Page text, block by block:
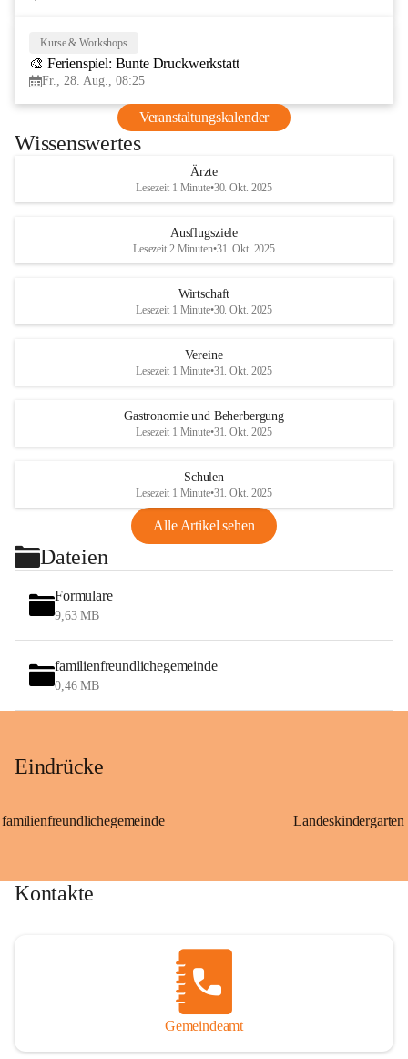
Kurse & Workshops
🎨 Ferienspiel: Bunte Druckwerkstatt
Fr., 28. Aug., 08:25
Veranstaltungskalender
Wissenswertes
Ärzte
Lesezeit 1 Minute•30. Okt. 2025
Ausflugsziele
Lesezeit 2 Minuten•31. Okt. 2025
Wirtschaft
Lesezeit 1 Minute•30. Okt. 2025
Vereine
Lesezeit 1 Minute•31. Okt. 2025
Gastronomie und Beherbergung
Lesezeit 1 Minute•31. Okt. 2025
Schulen
Lesezeit 1 Minute•31. Okt. 2025
Alle Artikel sehen
Dateien
Formulare
9,63 MB
familienfreundlichegemeinde
0,46 MB
Eindrücke
familienfreundlichegemeinde
Kontakte
Gemeindeamt